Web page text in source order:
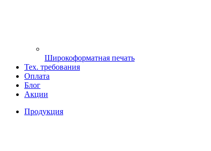
Широкоформатная печать
Тех. требования
Оплата
Блог
Акции
Продукция